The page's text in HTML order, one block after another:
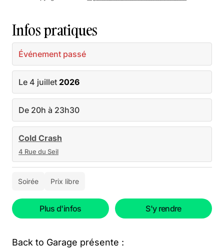
Infos pratiques
Événement passé
Le 4 juillet 2026
De 20h à 23h30
Cold Crash
4 Rue du Seil
Soirée Prix libre
Plus d'infos S'y rendre
Back to Garage présente :